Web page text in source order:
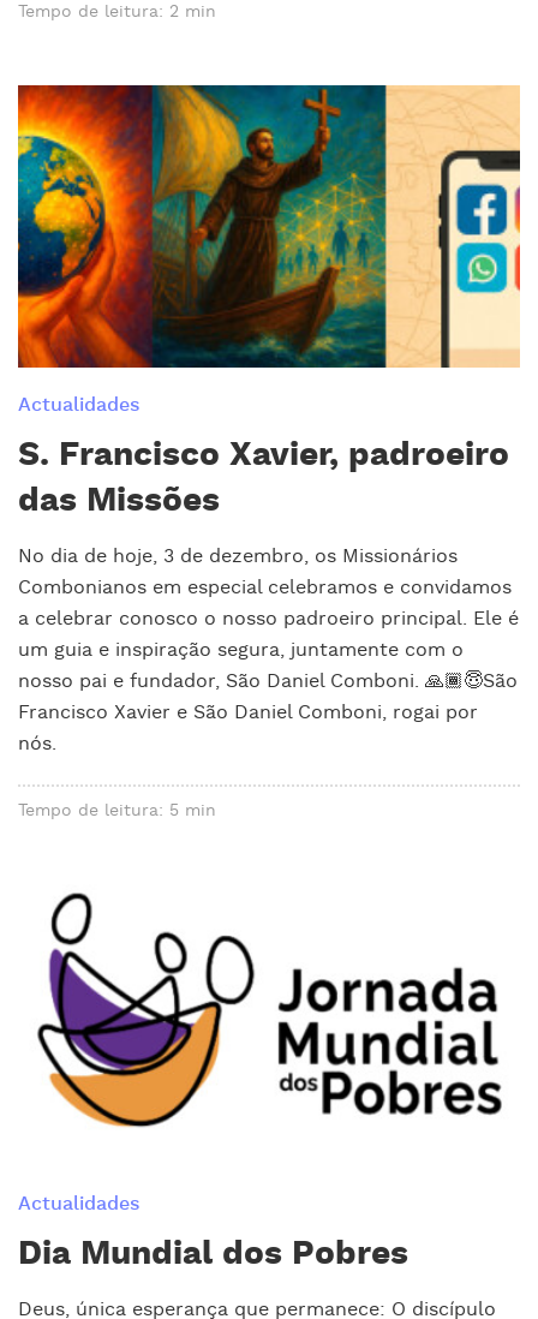
Tempo de leitura: 2 min
Actualidades
S. Francisco Xavier, padroeiro
das Missões
No dia de hoje, 3 de dezembro, os Missionários
Combonianos em especial celebramos e convidamos
a celebrar conosco o nosso padroeiro principal. Ele é
um guia e inspiração segura, juntamente com o
nosso pai e fundador, São Daniel Comboni. 🙏🏾😇São
Francisco Xavier e São Daniel Comboni, rogai por
nós.
Tempo de leitura: 5 min
Actualidades
Dia Mundial dos Pobres
Deus, única esperança que permanece: O discípulo